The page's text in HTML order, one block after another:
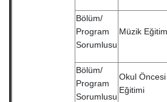
Bölüm/
Program
Sorumlusu
Müzik
Bölüm/
Program
Sorumlusu
Okul Öncesi
Eğitimi